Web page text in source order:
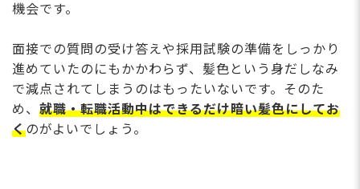
機会です。
面接での質問の受け答えや採用試験の準備をしっかり
進めていたのにもかかわらず、髪色という身だしなみ
で減点されてしまうのはもったいないです。そのた
め、 就職・転職活動中はできるだけ暗い髪色にしてお
くのがよいでしょう。